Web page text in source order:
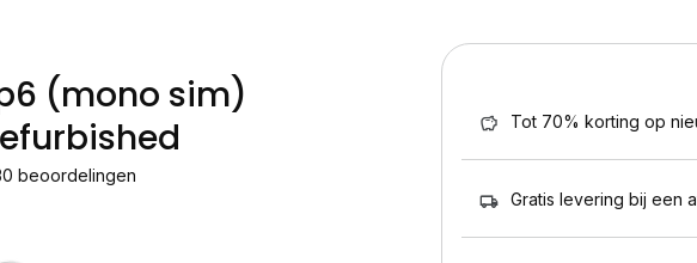
(mono sim)
beoordelingen
Tot 70% korting op
Gratis levering bij een